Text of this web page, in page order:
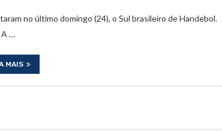
no último domingo (24), o Sul brasileiro de Handebol.
A …
MAIS